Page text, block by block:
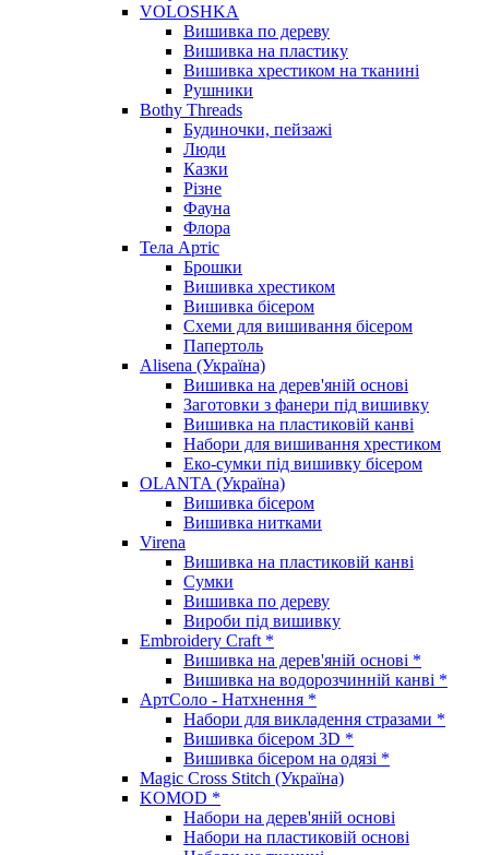
VOLOSHKA
Вишивка по дереву
Вишивка на пластику
Вишивка хрестиком на тканині
Рушники
Bothy Threads
Будиночки, пейзажі
Люди
Казки
Різне
Фауна
Флора
Тела Артіс
Брошки
Вишивка хрестиком
Вишивка бісером
Схеми для вишивання бісером
Папертоль
Alisena (Україна)
Вишивка на дерев'яній основі
Заготовки з фанери під вишивку
Вишивка на пластиковій канві
Набори для вишивання хрестиком
Еко-сумки під вишивку бісером
OLANTA (Україна)
Вишивка бісером
Вишивка нитками
Virena
Вишивка на пластиковій канві
Сумки
Вишивка по дереву
Вироби під вишивку
Embroidery Craft *
Вишивка на дерев'яній основі *
Вишивка на водорозчинній канві *
АртСоло - Натхнення *
Набори для викладення стразами *
Вишивка бісером 3D *
Вишивка бісером на одязі *
Magic Cross Stitch (Україна)
KOMOD *
Набори на дерев'яній основі
Набори на пластиковій основі